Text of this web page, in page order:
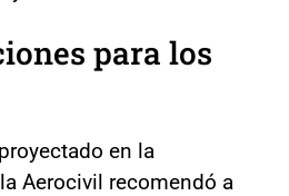
para los
en la
Aerocivil recomendó a